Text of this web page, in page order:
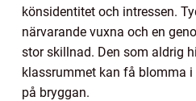
könsidentitet och intressen.
närvarande vuxna och en
stor skillnad. Den som aldrig
klassrummet kan få blomma i
på bryggan.